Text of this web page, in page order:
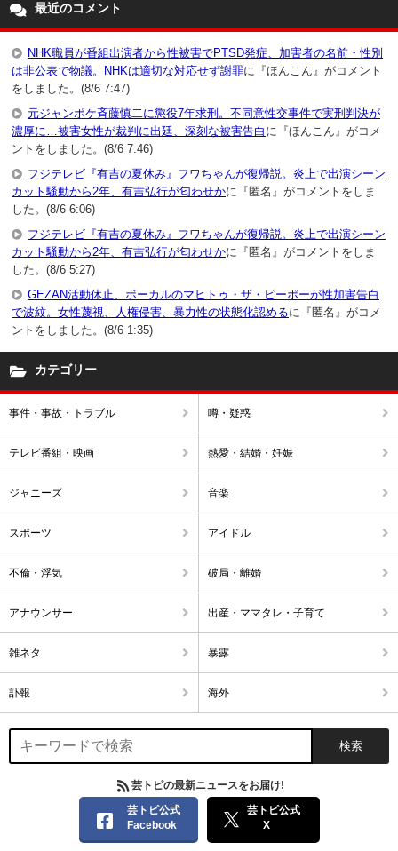
最近のコメント
NHK職員が番組出演者から性被害でPTSD発症、加害者の名前・性別
は非公表で物議。NHKは適切な対応せず謝罪に『ほんこん』がコメント
をしました。(8/6 7:47)
元ジャンポケ斉藤慎二に懲役7年求刑。不同意性交事件で実刑判決が
濃厚に…被害女性が裁判に出廷、深刻な被害告白 に『ほんこん』がコメ
ントをしました。(8/6 7:46)
フジテレビ『有吉の夏休み』フワちゃんが復帰説。炎上で出演シーン
カット騒動から2年、有吉弘行が匂わせかに『匿名』がコメントをしま
した。(8/6 6:06)
フジテレビ『有吉の夏休み』フワちゃんが復帰説。炎上で出演シーン
カット騒動から2年、有吉弘行が匂わせかに『匿名』がコメントをしま
した。(8/6 5:27)
GEZAN活動休止、ボーカルのマヒトゥ・ザ・ピーポーが性加害告白
で波紋。女性蔑視、人権侵害、暴力性の状態化認めるに『匿名』がコメ
ントをしました。(8/6 1:35)
カテゴリー
事件・事故・トラブル 噂・疑惑
テレビ番組・映画 熱愛・結婚・妊娠
ジャニーズ 音楽
スポーツ アイドル
不倫・浮気 破局・離婚
アナウンサー 出産・ママタレ・子育て
雑ネタ 暴露
訃報 海外
芸トピの最新ニュースをお届け!
芸トピ公式
Facebook
芸トピ公式
X